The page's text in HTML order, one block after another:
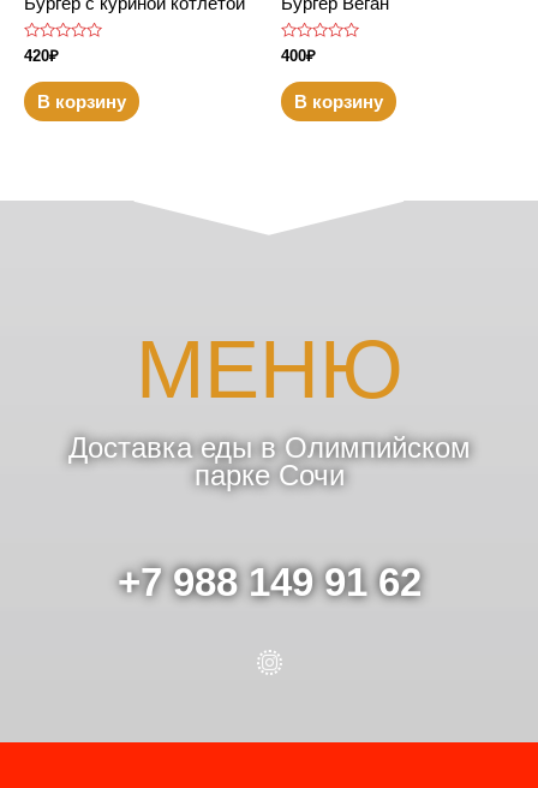
Оценка
0
из
5
420₽
В корзину
Оценка
0
из
5
400₽
В корзину
МЕНЮ
Доставка еды в Олимпийском
парке Сочи
+7 988 149 91 62